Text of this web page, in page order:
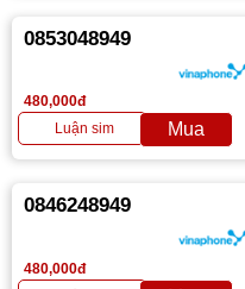
0853048949
480,000đ
0846248949
480,000đ